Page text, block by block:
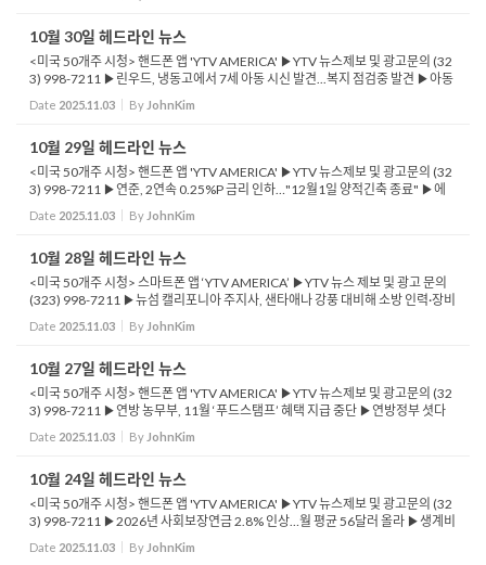
10월 30일 헤드라인 뉴스
<미국 50개주 시청> 핸드폰 앱 'YTV AMERICA' ▶YTV 뉴스제보 및 광고문의 (32
3) 998-7211 ▶린우드, 냉동고에서 7세 아동 시신 발견...복지 점검중 발견 ▶아동
의 모친 체포, 살인 혐의...부친·할머니는 살인 공모로 체포 ▶밴스 부통령, “...
Date 2025.11.03 By JohnKim
10월 29일 헤드라인 뉴스
<미국 50개주 시청> 핸드폰 앱 'YTV AMERICA' ▶YTV 뉴스제보 및 광고문의 (32
3) 998-7211 ▶연준, 2연속 0.25%P 금리 인하…"12월1일 양적긴축 종료" ▶에
디슨 전기, LA 산불 피해자 보상안 … 사망자 1인당 200만 달러 지급 ▶전소된 주택
...
Date 2025.11.03 By JohnKim
10월 28일 헤드라인 뉴스
<미국 50개주 시청> 스마트폰 앱 ‘YTV AMERICA’ ▶YTV 뉴스 제보 및 광고 문의
(323) 998-7211 ▶뉴섬 캘리포니아 주지사, 샌타애나 강풍 대비해 소방 인력·장비
선배치 ▶LA·벤투라 카운티에 소방차와 헬기 포함 129명 긴급 투입 ▶주...
Date 2025.11.03 By JohnKim
10월 27일 헤드라인 뉴스
<미국 50개주 시청> 핸드폰 앱 'YTV AMERICA' ▶YTV 뉴스제보 및 광고문의 (32
3) 998-7211 ▶연방 농무부, 11월 ‘푸드스탬프’ 혜택 지급 중단 ▶연방정부 셧다
운 장기화로 공식 중단 발표 ▶뉴섬 주지사, 2028년 미국 대선 출마 공식 검토 착...
Date 2025.11.03 By JohnKim
10월 24일 헤드라인 뉴스
<미국 50개주 시청> 핸드폰 앱 'YTV AMERICA' ▶YTV 뉴스제보 및 광고문의 (32
3) 998-7211 ▶2026년 사회보장연금 2.8% 인상…월 평균 56달러 올라 ▶생계비
조정 2.8% 반영했지만 금년 인상률 3.2% 보다 낮아 ▶LA 카운티, 현장 투표센터 2
5일 오...
Date 2025.11.03 By JohnKim